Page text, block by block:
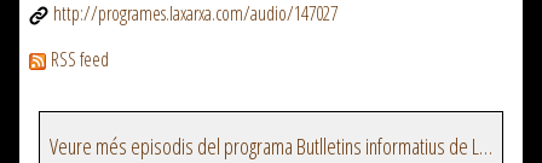
http://programes.laxarxa.com/audio/147027
RSS feed
Veure més episodis del programa Butlletins informatius de La Xarxa